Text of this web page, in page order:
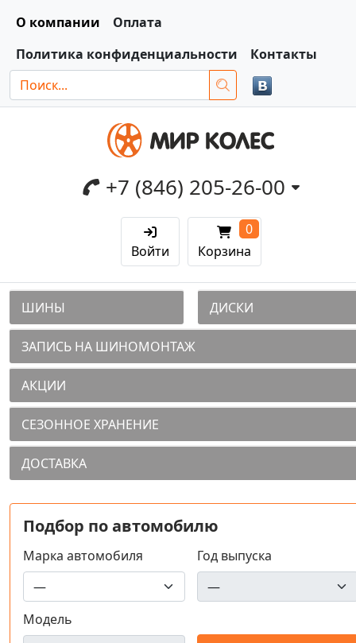
О компании
Оплата
Политика конфиденциальности
Контакты
+7 (846) 205-26-00
Войти Корзина
0
ШИНЫ ДИСКИ
ЗАПИСЬ НА ШИНОМОНТАЖ
АКЦИИ
СЕЗОННОЕ ХРАНЕНИЕ
ДОСТАВКА
Подбор по автомобилю
Марка автомобиля Год выпуска
Модель